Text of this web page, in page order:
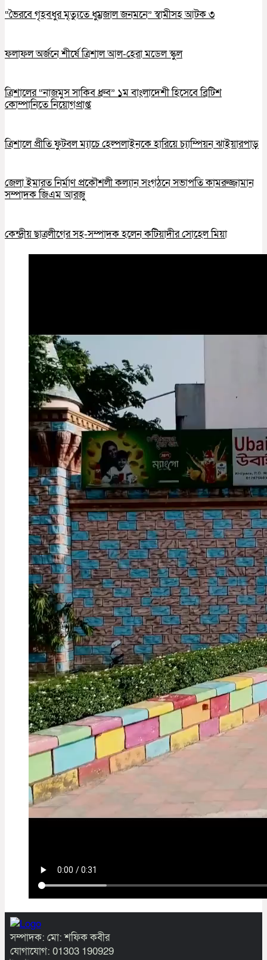
“ভৈরবে গৃহবধুর মৃত্যুতে ধুম্রজাল জনমনে” স্বামীসহ আটক ৩
ফলাফল অর্জনে শীর্ষে ত্রিশাল আল-হেরা মডেল স্কুল
ত্রিশালের “নাজমুস সাকিব ধ্রুব” ১ম বাংলাদেশী হিসেবে ব্রিটিশ
কোম্পানিতে নিয়োগপ্রাপ্ত
ত্রিশালে প্রীতি ফুটবল ম্যাচে হেল্পলাইনকে হারিয়ে চ্যাম্পিয়ন ঝাইয়ারপাড়
জেলা ইমারত নির্মাণ প্রকৌশলী কল্যান সংগঠনে সভাপতি কামরুজ্জামান
সম্পাদক জিএম আরজু
কেন্দ্রীয় ছাত্রলীগের সহ-সম্পাদক হলেন কটিয়াদীর সোহেল মিয়া
সম্পাদক: মো: শফিক কবীর
যোগাযোগ: 01303 190929